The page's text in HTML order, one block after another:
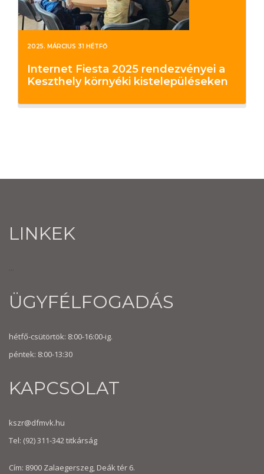
2025. MÁRCIUS 31 HÉTFŐ
Internet Fiesta 2025 rendezvényei a
Keszthely környéki kistelepüléseken
LINKEK
ÜGYFÉLFOGADÁS
hétfő-csütörtök: 8:00-16:00-ig.
péntek: 8:00-13:30
KAPCSOLAT
kszr@dfmvk.hu
Tel: (92) 311-342titkárság
Cím: 8900 Zalaegerszeg, Deák tér 6.